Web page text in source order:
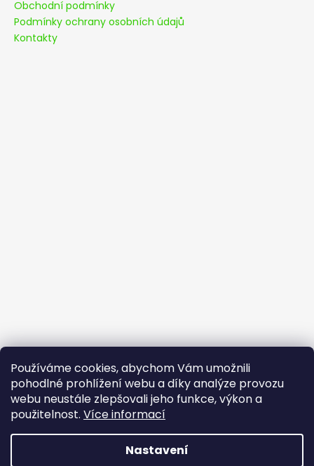
Používáme cookies, abychom Vám umožnili
pohodlné prohlížení webu a díky analýze provozu
webu neustále zlepšovali jeho funkce, výkon a
použitelnost. Více informací
Nastavení
Obchodní podmínky
Podmínky ochrany osobních údajů
Kontakty